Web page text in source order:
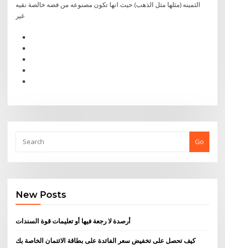
الثمينه (مثلها مثل الذهب) حيث انها تكون مصنوعه من فضه خالصة نقيه
Go
New Posts
أرصدة لا رجعة فيها أو تعليمات قوة السندات
كيف تحصل على تخفيض سعر الفائدة على بطاقة الائتمان الخاصة بك